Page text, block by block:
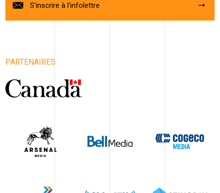
S'inscrire à l'infolettre
PARTENAIRES